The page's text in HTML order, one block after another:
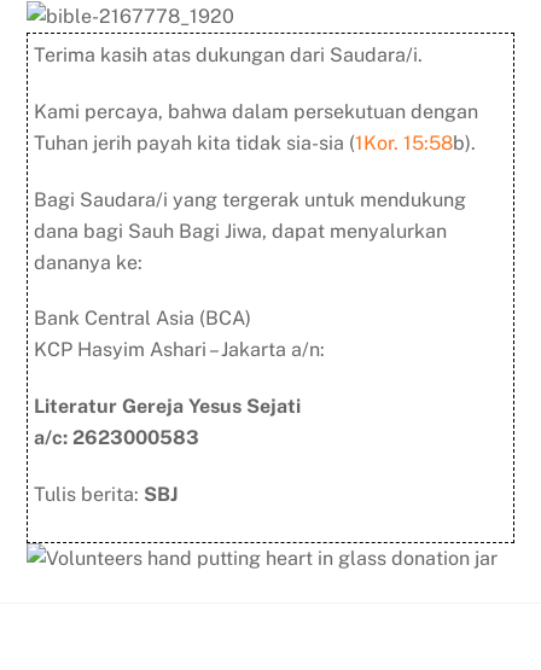
d
a
h
m
e
m
b
a
c
a
:
Terima kasih atas dukungan dari Saudara/i.
Kami percaya, bahwa dalam persekutuan dengan
Tuhan jerih payah kita tidak sia-sia (1Kor. 15:58b).
Bagi Saudara/i yang tergerak untuk mendukung
dana bagi Sauh Bagi Jiwa, dapat menyalurkan
dananya ke:
Bank Central Asia (BCA)
KCP Hasyim Ashari – Jakarta a/n:
Literatur Gereja Yesus Sejati
a/c: 2623000583
Tulis berita: SBJ